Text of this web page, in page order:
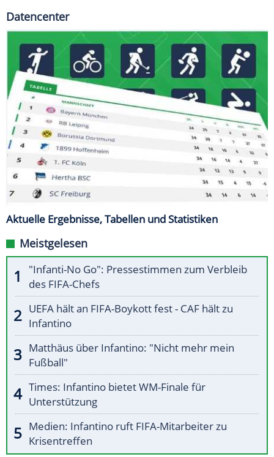
Datencenter
Aktuelle Ergebnisse, Tabellen und Statistiken
Meistgelesen
"Infanti-No Go": Pressestimmen zum Verbleib
des FIFA-Chefs
UEFA hält an FIFA-Boykott fest - CAF hält zu
Infantino
Matthäus über Infantino: "Nicht mehr mein
Fußball"
Times: Infantino bietet WM-Finale für
Unterstützung
Medien: Infantino ruft FIFA-Mitarbeiter zu
Krisentreffen